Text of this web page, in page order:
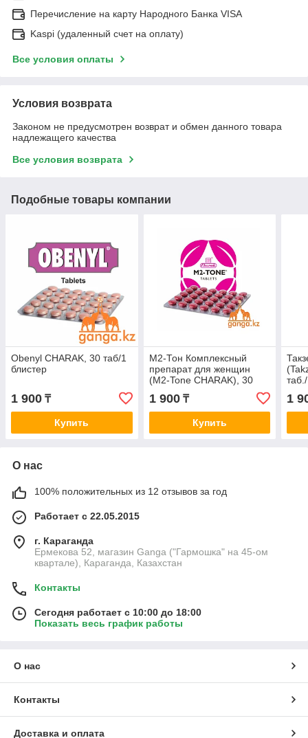
Перечисление на карту Народного Банка VISA
Kaspi (удаленный счет на оплату)
Все условия оплаты
Условия возврата
Законом не предусмотрен возврат и обмен данного товара
надлежащего качества
Все условия возврата
Подобные товары компании
Obenyl CHARAK, 30 таб/1
блистер
1 900 ₸
Купить
М2-Тон Комплексный
препарат для женщин
(M2-Tone CHARAK), 30
таб/1 блистер
1 900₸
Купить
1
О нас
100% положительных из 12 отзывов за год
Работает с 22.05.2015
г. Караганда
Ермекова 52, магазин Ganga ("Гармошка" на 45-ом
квартале), Караганда, Казахстан
Контакты
Сегодня работает с 10:00 до 18:00
Показать весь график работы
О нас
Контакты
Доставка и оплата